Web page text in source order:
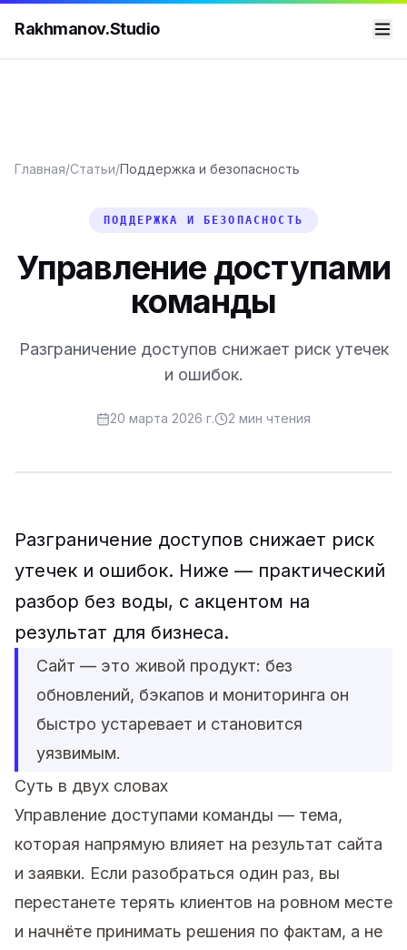
Rakhmanov.Studio
Главная/Статьи/Поддержка и безопасность
ПОДДЕРЖКА И БЕЗОПАСНОСТЬ
Управление доступами
команды
Разграничение доступов снижает риск утечек
и ошибок.
20 марта 2026 г. 2 мин чтения
Разграничение доступов снижает риск
утечек и ошибок. Ниже — практический
разбор без воды, с акцентом на
результат для бизнеса.
Сайт — это живой продукт: без
обновлений, бэкапов и мониторинга он
быстро устаревает и становится
уязвимым.
Суть в двух словах
Управление доступами команды — тема,
которая напрямую влияет на результат сайта
и заявки. Если разобраться один раз, вы
перестанете терять клиентов на ровном месте
и начнёте принимать решения по фактам, а не